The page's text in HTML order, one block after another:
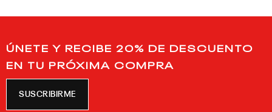
ÚNETE Y RECIBE 20% DE DESCUENTO
EN TU PRÓXIMA COMPRA
SUSCRIBIRME